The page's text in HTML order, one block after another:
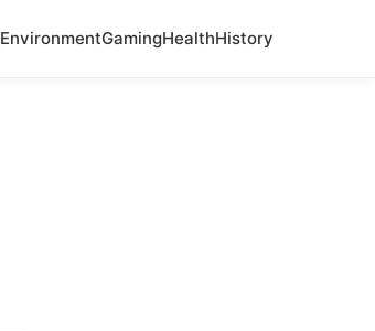
EnvironmentGamingHealthHistory